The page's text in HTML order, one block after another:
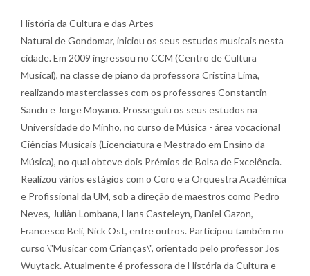
História da Cultura e das Artes
Natural de Gondomar, iniciou os seus estudos musicais nesta
cidade. Em 2009 ingressou no CCM (Centro de Cultura
Musical), na classe de piano da professora Cristina Lima,
realizando masterclasses com os professores Constantin
Sandu e Jorge Moyano. Prosseguiu os seus estudos na
Universidade do Minho, no curso de Música - área vocacional
Ciências Musicais (Licenciatura e Mestrado em Ensino da
Música), no qual obteve dois Prémios de Bolsa de Excelência.
Realizou vários estágios com o Coro e a Orquestra Académica
e Profissional da UM, sob a direção de maestros como Pedro
Neves, Juliàn Lombana, Hans Casteleyn, Daniel Gazon,
Francesco Beli, Nick Ost, entre outros. Participou também no
curso \"Musicar com Crianças\", orientado pelo professor Jos
Wuytack. Atualmente é professora de História da Cultura e